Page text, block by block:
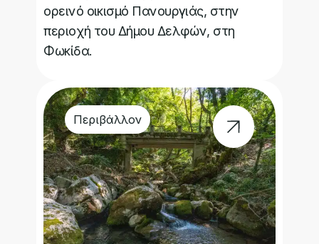
ορεινό οικισμό Πανουργιάς, στην
περιοχή του Δήμου Δελφών, στη
Φωκίδα.
Περιβάλλον